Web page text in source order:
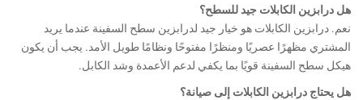
هل درابزين الكابلات جيد للسطح؟
نعم. درابزين الكابلات هو خيار جيد لدرابزين سطح السفينة عندما يريد
المشتري مظهرًا عصريًا ومنظرًا مفتوحًا ونظامًا طويل الأمد. يجب أن يكون
هيكل سطح السفينة قويًا بما يكفي لدعم الأعمدة وشد الكابل.
هل يحتاج درابزين الكابلات إلى صيانة؟